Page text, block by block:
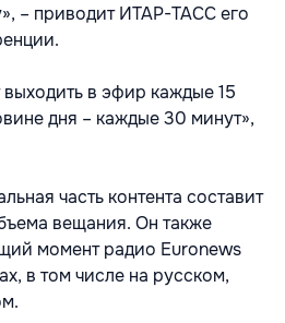
– приводит ИТАР-ТАСС его
в эфир каждые 15
дня – каждые 30 минут»,
часть контента составит
вещания. Он также
момент радио Euronews
в том числе на русском,